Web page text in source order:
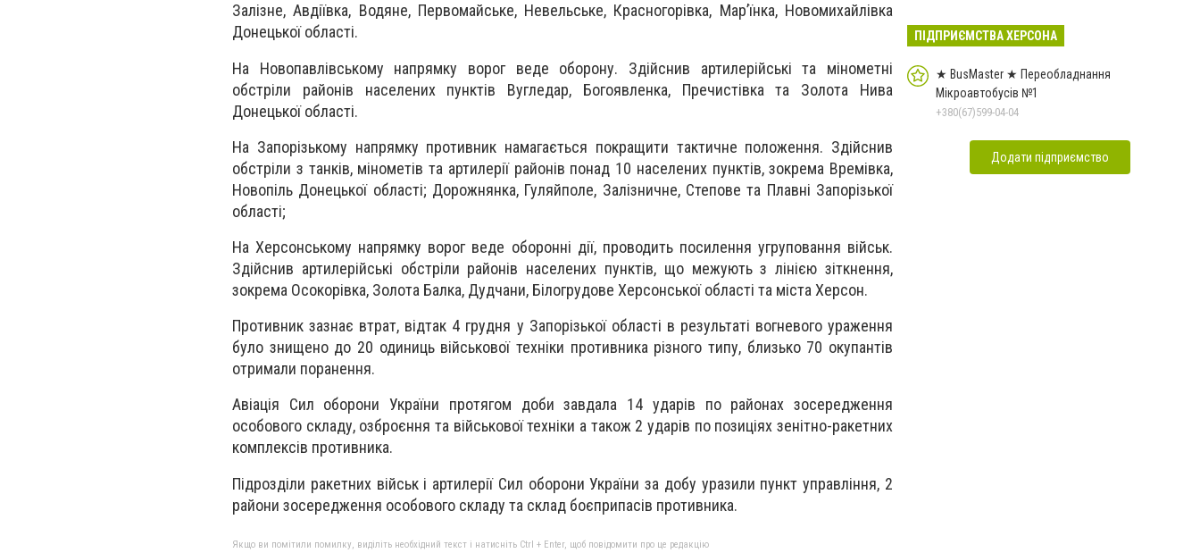
Залізне, Авдіївка, Водяне, Первомайське, Невельське, Красногорівка, Мар’їнка, Новомихайлівка
Донецької області.
На Новопавлівському напрямку ворог веде оборону. Здійснив артилерійські та мінометні
обстріли районів населених пунктів Вугледар, Богоявленка, Пречистівка та Золота Нива
Донецької області.
На Запорізькому напрямку противник намагається покращити тактичне положення. Здійснив
обстріли з танків, мінометів та артилерії районів понад 10 населених пунктів, зокрема Времівка,
Новопіль Донецької області; Дорожнянка, Гуляйполе, Залізничне, Степове та Плавні Запорізької
області;
На Херсонському напрямку ворог веде оборонні дії, проводить посилення угруповання військ.
Здійснив артилерійські обстріли районів населених пунктів, що межують з лінією зіткнення,
зокрема Осокорівка, Золота Балка, Дудчани, Білогрудове Херсонської області та міста Херсон.
Противник зазнає втрат, відтак 4 грудня у Запорізької області в результаті вогневого ураження
було знищено до 20 одиниць військової техніки противника різного типу, близько 70 окупантів
отримали поранення.
Авіація Сил оборони України протягом доби завдала 14 ударів по районах зосередження
особового складу, озброєння та військової техніки а також 2 ударів по позиціях зенітно-ракетних
комплексів противника.
Підрозділи ракетних військ і артилерії Сил оборони України за добу уразили пункт управління, 2
райони зосередження особового складу та склад боєприпасів противника.
Якщо ви помітили помилку, виділіть необхідний текст і натисніть Ctrl + Enter, щоб повідомити про це редакцію
ПІДПРИЄМСТВА ХЕРСОНА
★ BusMaster ★ Переобладнання
Мікроавтобусів №1
+380(67)599-04-04
Додати підприємство